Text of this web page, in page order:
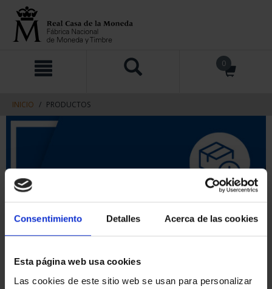
Consentimiento Detalles Acerca de las cookies
Esta página web usa cookies
Las cookies de este sitio web se usan para personalizar
contenido
navegacin
0
INICIO PRODUCTOS